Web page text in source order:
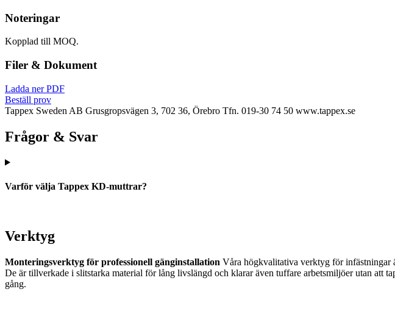
Noteringar
Kopplad till MOQ.
Filer & Dokument
Ladda ner PDF
Beställ prov
Tappex Sweden AB Grusgropsvägen 3, 702 36, Örebro Tfn. 019-30 74 50 www.tappex.se
Frågor & Svar
Varför välja Tappex KD-muttrar?
Verktyg
Monteringsverktyg för professionell gänginstallation Våra högkvalitativa verktyg för infästningar
De är tillverkade i slitstarka material för lång livslängd och klarar även tuffare arbetsmiljöer utan att
gång.